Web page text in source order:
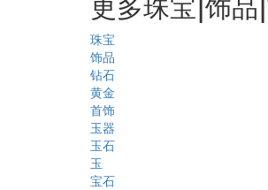
更多珠宝|饰
珠宝
饰品
钻石
黄金
首饰
玉器
玉石
玉
宝石